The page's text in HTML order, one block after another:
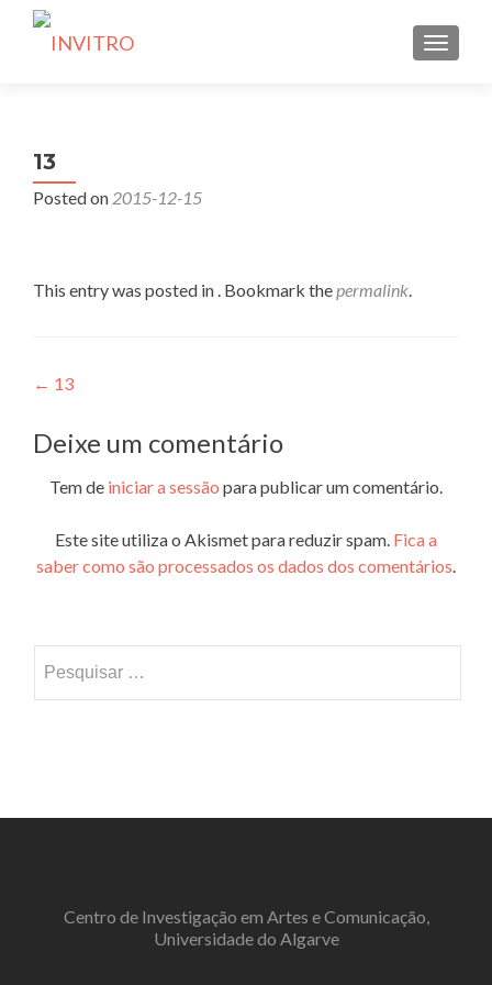
13
Posted on 2015-12-15
This entry was posted in . Bookmark thepermalink.
Navegação
de
artigos
← 13
Deixe um comentário
Tem de iniciar a sessão para publicar um comentário.
Este site utiliza o Akismet para reduzir spam. Fica a
saber como são processados os dados dos comentários.
por:
Centro de Investigação em Artes e Comunicação,
Universidade do Algarve